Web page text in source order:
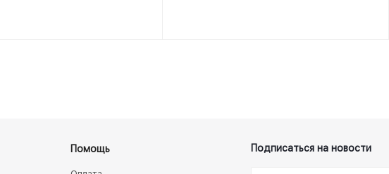
Помощь Подписаться на новости